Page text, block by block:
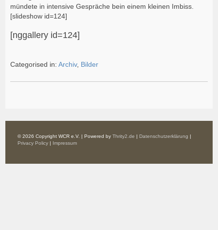
mündete in intensive Gespräche bein einem kleinen Imbiss.
[slideshow id=124]
[nggallery id=124]
Categorised in:Archiv, Bilder
© 2026 Copyright WCR e.V. | Powered byThrity2.de | Datenschutzerklärung |
Privacy Policy | Impressum